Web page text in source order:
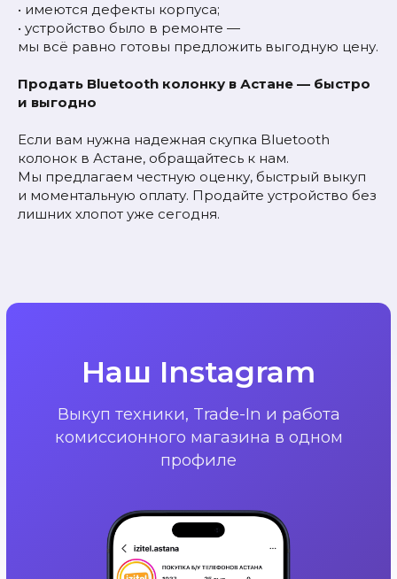
• имеются дефекты корпуса;
• устройство было в ремонте —
мы всё равно готовы предложить выгодную цену.
Продать Bluetooth колонку в Астане — быстро
и выгодно
Если вам нужна надежная скупка Bluetooth
колонок в Астане, обращайтесь к нам.
Мы предлагаем честную оценку, быстрый выкуп
и моментальную оплату. Продайте устройство без
лишних хлопот уже сегодня.